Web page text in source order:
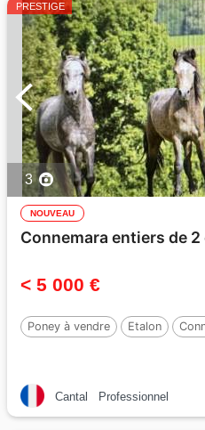
PRESTIGE
3
NOUVEAU
Connemara entiers de 2
< 5 000 €
Poney à vendre Etalon
Cantal Professionnel